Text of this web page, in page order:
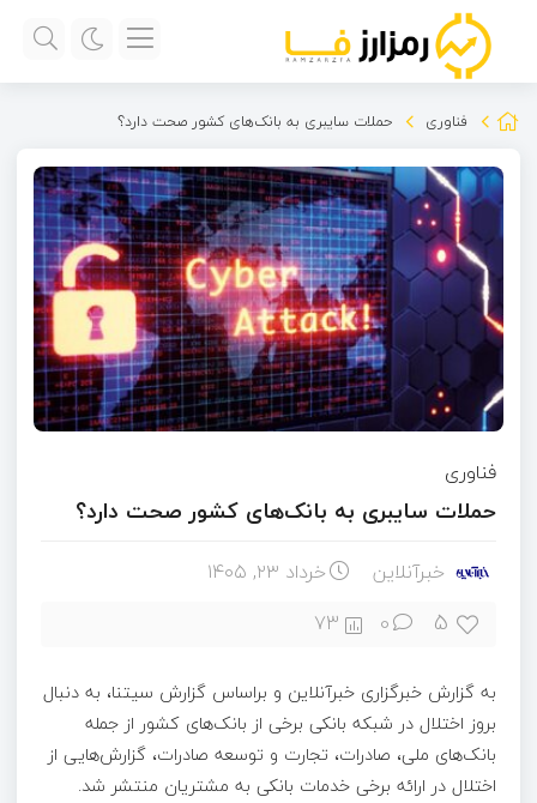
فناوری حملات سایبری به بانک‌های کشور صحت دارد؟
فناوری
حملات سایبری به بانک‌های کشور صحت دارد؟
خبرآنلاین خرداد ۲۳, ۱۴۰۵
5
0
73
به گزارش خبرگزاری خبرآنلاین و براساس گزارش سیتنا، به دنبال
بروز اختلال در شبکه بانکی برخی از بانک‌های کشور از جمله
بانک‌های ملی، صادرات، تجارت و توسعه صادرات، گزارش‌هایی از
اختلال در ارائه برخی خدمات بانکی به مشتریان منتشر شد.